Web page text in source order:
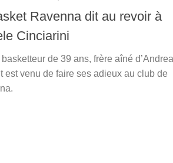
Ravenna dit au revoir à
Cinciarini
de 39 ans, frère aîné
est venu de faire ses adieux au club de